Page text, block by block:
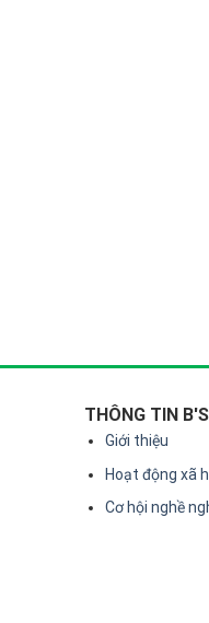
THÔNG TIN
Giới thiệu
Hoạt động xã
Cơ hội nghề